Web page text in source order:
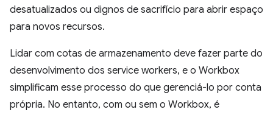
desatualizados ou dignos de sacrifício para abrir espaço
para novos recursos.
Lidar com cotas de armazenamento deve fazer parte do
desenvolvimento dos service workers, e o Workbox
simplificam esse processo do que gerenciá-lo por conta
própria. No entanto, com ou sem o Workbox, é